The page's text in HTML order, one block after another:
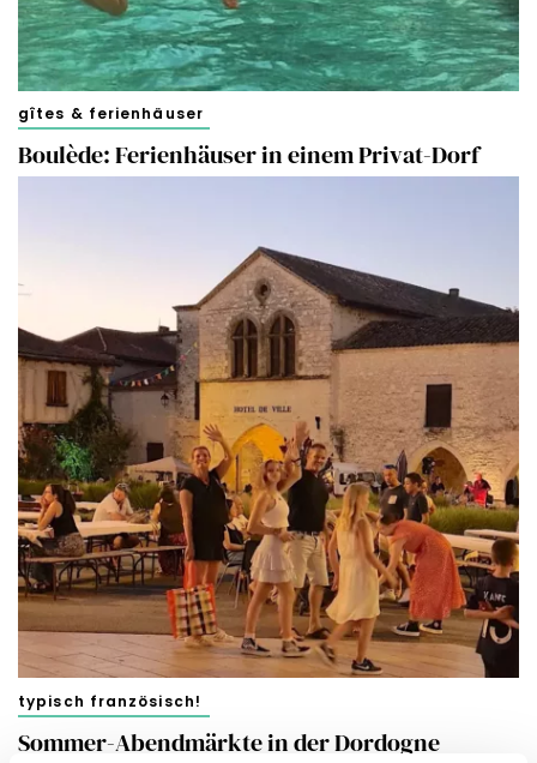
gîtes & ferienhäuser
Boulède: Ferienhäuser in einem Privat-Dorf
typisch französisch!
Sommer-Abendmärkte in der Dordogne